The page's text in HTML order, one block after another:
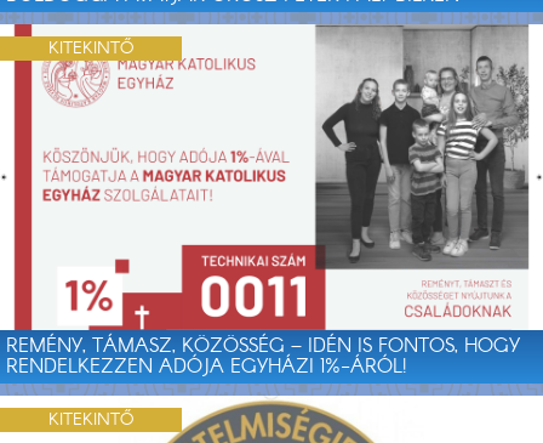
REMÉNY, TÁMASZ, KÖZÖSSÉG – IDÉN IS FONTOS, HOGY
RENDELKEZZEN ADÓJA EGYHÁZI 1%-ÁRÓL!
KITEKINTŐ
KITEKINTŐ